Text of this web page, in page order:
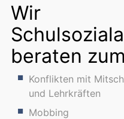
Wir
beraten
Konflikten mit
und Lehrkräften
Mobbing